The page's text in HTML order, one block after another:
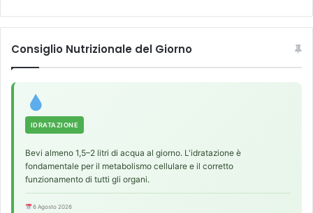
a
f
f
Consiglio Nutrizionale del Giorno
IDRATAZIONE
Bevi almeno 1,5–2 litri di acqua al giorno. L'idratazione è
fondamentale per il metabolismo cellulare e il corretto
funzionamento di tutti gli organi.
6 Agosto 2026